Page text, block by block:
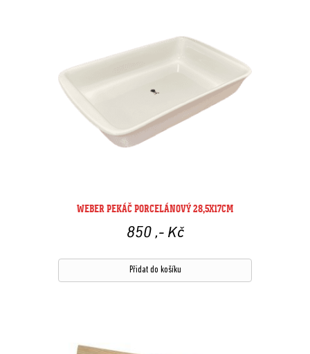
WEBER PEKÁČ PORCELÁNOVÝ 28,5X17CM
850 ,- Kč
Přidat do košíku